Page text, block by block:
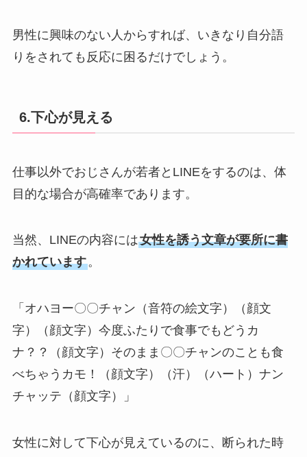
男性に興味のない人からすれば、いきなり自分語
りをされても反応に困るだけでしょう。
6.下心が見える
仕事以外でおじさんが若者とLINEをするのは、体
目的な場合が高確率であります。
当然、LINEの内容には女性を誘う文章が要所に書
かれています。
「オハヨー〇〇チャン（音符の絵文字）（顔文
字）（顔文字）今度ふたりで食事でもどうカ
ナ？？（顔文字）そのまま〇〇チャンのことも食
べちゃうカモ！（顔文字）（汗）（ハート）ナン
チャッテ（顔文字）」
女性に対して下心が見えているのに、断られた時